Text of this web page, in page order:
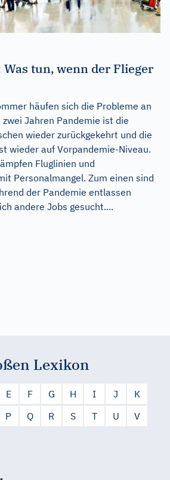
tun, wenn der Flieger
häufen sich die Probleme an
Jahren Pandemie ist die
wieder zurückgekehrt und die
wieder auf Vorpandemie-Niveau.
Fluglinien und
Personalmangel. Zum einen sind
der Pandemie entlassen
andere Jobs gesucht....
Lexikon
E F G H I J
K
P Q R S T U
V